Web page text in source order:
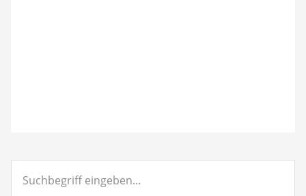
eingeben...